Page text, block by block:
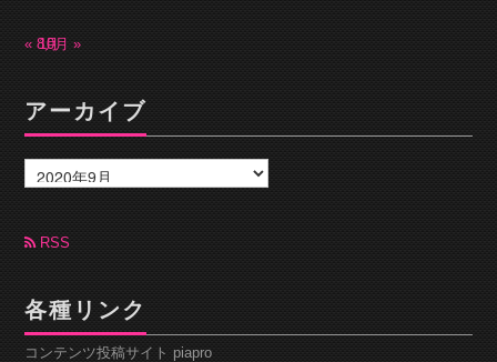
« 8月
10月 »
アーカイブ
ー
カ
ブ RSS
各種リンク
コンテンツ投稿サイト piapro